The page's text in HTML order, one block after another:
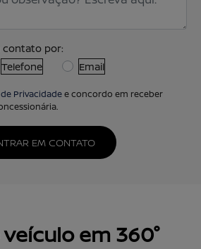
contato por:
Telefone Email
Privacidadee concordo em receber
EM CONTATO
em 360°